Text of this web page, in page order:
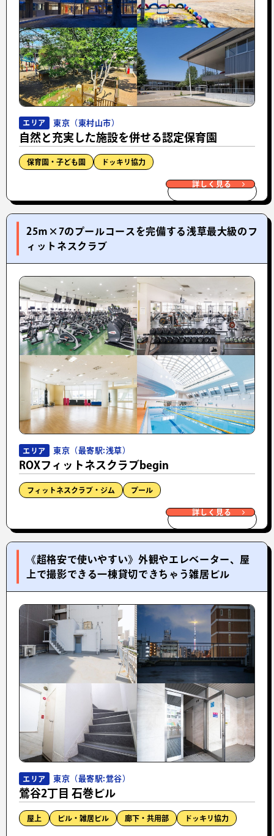
エリア 東京（東村山市）
自然と充実した施設を併せる認定保育園
保育園・子ども園 ドッキリ協力
詳しく見る
25ｍ×7のプールコースを完備する浅草最大級のフ
ィットネスクラブ
エリア 東京（最寄駅:浅草）
ROXフィットネスクラブbegin
フィットネスクラブ・ジム プール
詳しく見る
《超格安で使いやすい》外観やエレベーター、屋
上で撮影できる一棟貸切できちゃう雑居ビル
エリア 東京（最寄駅:鶯谷）
鶯谷2丁目 石巻ビル
屋上 ビル・雑居ビル 廊下・共用部 ドッキリ協力